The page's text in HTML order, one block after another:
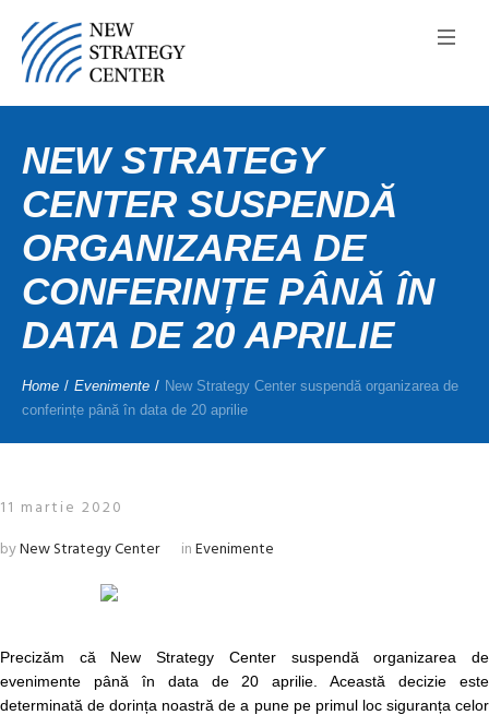
NEW STRATEGY
CENTER SUSPENDĂ
ORGANIZAREA DE
CONFERINȚE PÂNĂ ÎN
DATA DE 20 APRILIE
Home / Evenimente / New Strategy Center suspendă organizarea de
conferințe până în data de 20 aprilie
11 martie 2020
byNew Strategy Center inEvenimente
Precizăm că New Strategy Center suspendă organizarea de
evenimente până în data de 20 aprilie. Această decizie este
determinată de dorința noastră de a pune pe primul loc siguranța celor